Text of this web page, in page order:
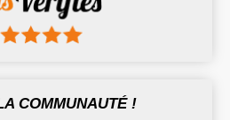
COMMUNAUTÉ !